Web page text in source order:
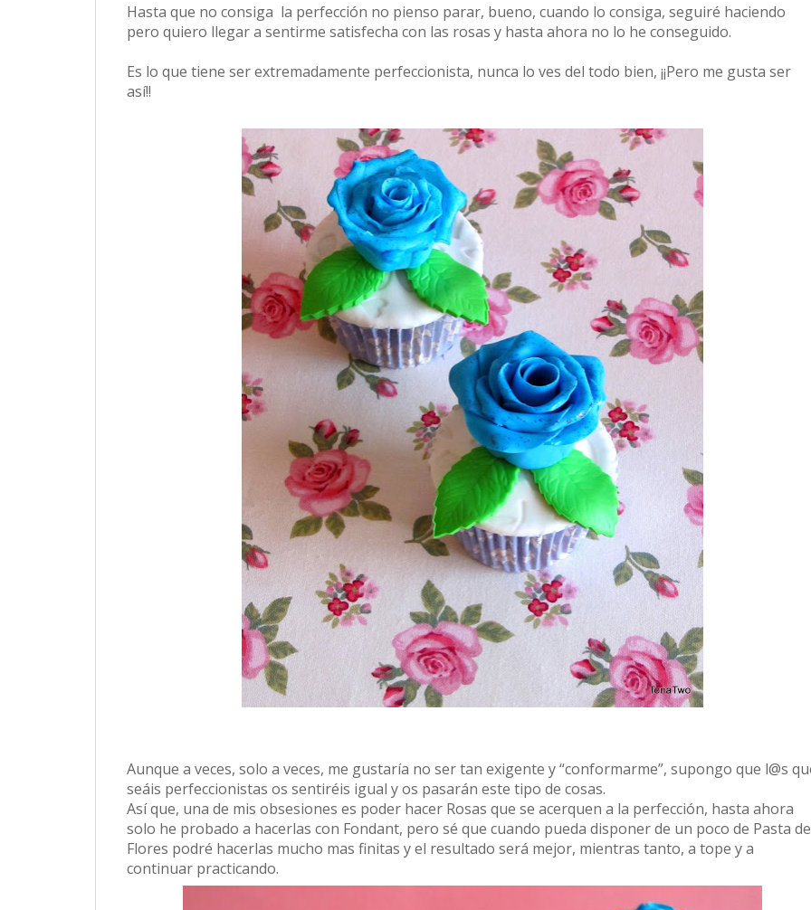
Hasta que no consiga la perfección no pienso parar, bueno, cuando lo consiga, seguiré haciendo
pero quiero llegar a sentirme satisfecha con las rosas y hasta ahora no lo he conseguido.
Es lo que tiene ser extremadamente perfeccionista, nunca lo ves del todo bien, ¡¡Pero me gusta ser
así!!
Aunque a veces, solo a veces, me gustaría no ser tan exigente y “conformarme”, supongo que l@s
seáis perfeccionistas os sentiréis igual y os pasarán este tipo de cosas.
Así que, una de mis obsesiones es poder hacer Rosas que se acerquen a la perfección, hasta ahora
solo he probado a hacerlas con Fondant, pero sé que cuando pueda disponer de un poco de Pasta de
Flores podré hacerlas mucho mas finitas y el resultado será mejor, mientras tanto, a tope y a
continuar practicando.